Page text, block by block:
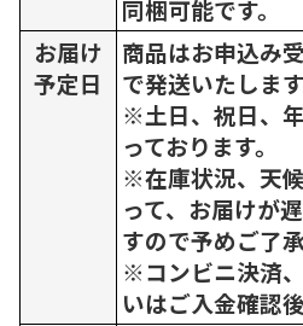
同梱可能です。
お届け
予定日
商品はお申込み
で発送いたします
※土日、祝日、
っております。
※在庫状況、天
って、お届けが
すので予めご了
※コンビニ決済
いはご入金確認